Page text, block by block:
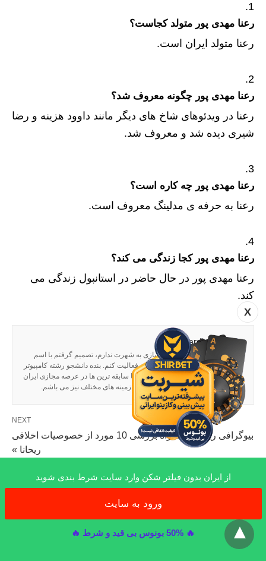
X
رعنا مهدی پور متولد کجاست؟
رعنا متولد ایران است.
رعنا مهدی پور چگونه معروف شد؟
رعنا در ویدئوهای شاخ های دیگر مانند داوود هزینه و رضا
شیری دیده شد و معروف شد.
رعنا مهدی پور چه کاره است؟
رعنا به حرفه ی مدلینگ معروف است.
رعنا مهدی پور کجا زندگی می کند؟
رعنا مهدی پور در حال حاضر در استانبول زندگی می
کند.
nagard
با توجه به اینکه نیازی به شهرت ندارم، تصمیم گرفتم با اسم
نگرد در فضای مجازی فعالیت کنم. بنده دانشجو رشته کامپیوتر
در هلند هستم و یکی از با سابقه ترین ها در عرصه مجازی ایران
هستم. مدیر بیش از 37 سایت موفق در زمینه های مختلف نیز می باشم.
NEXT
بیوگرافی ریحانا به همراه بررسی 10 مورد از خصوصیات اخلاقی
ریحانا »
PREVIOUSاز ایران بدون فیلتر شکن وارد سایت شرط بندی شوید
ورود به سایت
🔥 50% بونوس بی قید و شرط 🔥